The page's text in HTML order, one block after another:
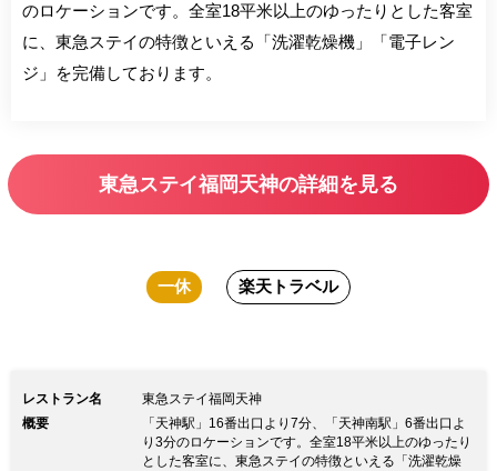
のロケーションです。全室18平米以上のゆったりとした客室
に、東急ステイの特徴といえる「洗濯乾燥機」「電子レン
ジ」を完備しております。
東急ステイ福岡天神の詳細を見る
一休 楽天トラベル
レストラン名
東急ステイ福岡天神
概要
「天神駅」16番出口より7分、「天神南駅」6番出口よ
り3分のロケーションです。全室18平米以上のゆったり
とした客室に、東急ステイの特徴といえる「洗濯乾燥